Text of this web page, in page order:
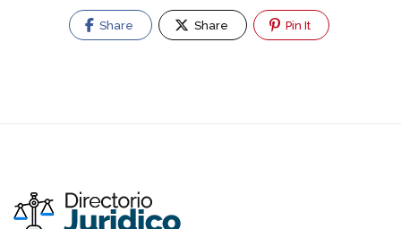
Share Share Pin It